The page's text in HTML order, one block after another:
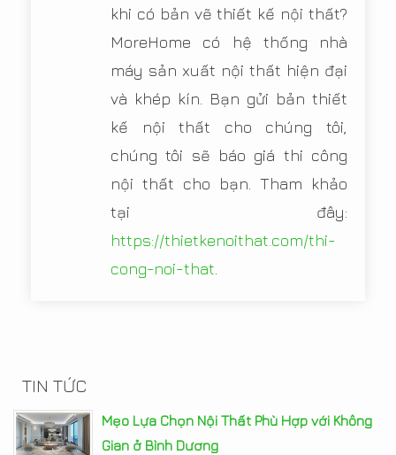
khi có bản vẽ thiết kế nội thất?
MoreHome có hệ thống nhà
máy sản xuất nội thất hiện đại
và khép kín. Bạn gửi bản thiết
kế nội thất cho chúng tôi,
chúng tôi sẽ báo giá thi công
nội thất cho bạn. Tham khảo
tại đây:
https://thietkenoithat.com/thi-
cong-noi-that
TIN TỨC
Mẹo Lựa Chọn Nội Thất Phù Hợp với Không
Gian ở Bình Dương